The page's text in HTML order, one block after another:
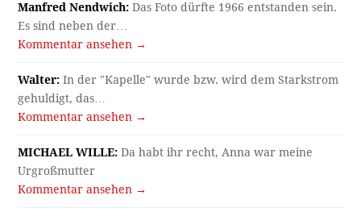
Manfred Nendwich: Das Foto dürfte 1966 entstanden sein.
Es sind neben der…
Kommentar ansehen →
Walter: In der "Kapelle" wurde bzw. wird dem Starkstrom
gehuldigt, das…
Kommentar ansehen →
MICHAEL WILLE: Da habt ihr recht, Anna war meine
Urgroßmutter
Kommentar ansehen →